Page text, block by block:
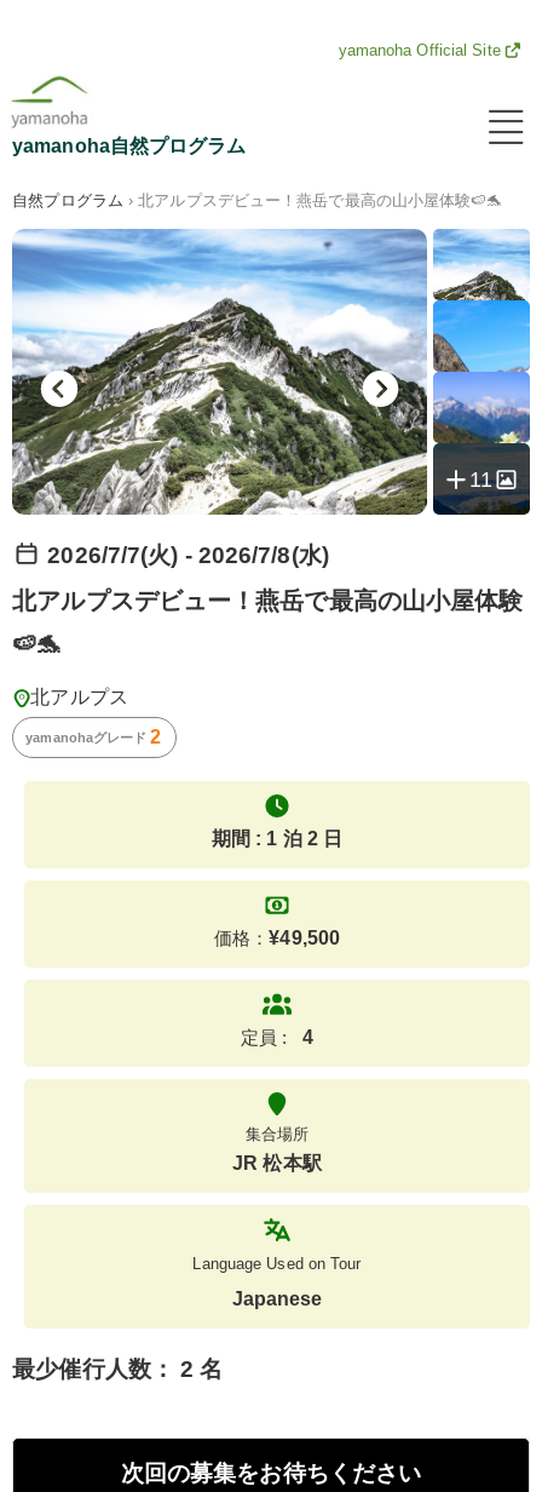
を
キ
ッ
プ
yamanoha Official Site
yamanoha自然プログラム
メ
ニ
自然プログラム › 北アルプスデビュー！燕岳で最高の山小屋体験🍉🐬
11
2026/7/7(火) - 2026/7/8(水)
北アルプスデビュー！燕岳で最高の山小屋体験
🍉🐬
北アルプス
yamanohaグレード 2
期間 : 1 泊 2 日
価格：¥49,500
定員 : 4
集合場所
JR 松本駅
Language Used on Tour
Japanese
最少催行人数： 2 名
次回の募集をお待ちください